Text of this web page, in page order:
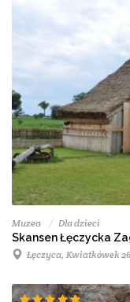
Muzea Dla dzieci
Skansen Łęczycka
Łęczyca, Kwiatkówek